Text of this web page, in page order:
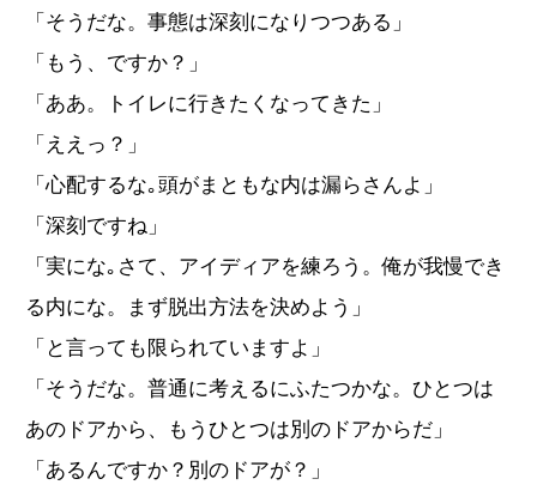
「そうだな。事態は深刻になりつつある」
「もう、ですか？」
「ああ。トイレに行きたくなってきた」
「ええっ？」
「心配するな｡頭がまともな内は漏らさんよ」
「深刻ですね」
「実にな｡さて、アイディアを練ろう。俺が我慢でき
る内にな。まず脱出方法を決めよう」
「と言っても限られていますよ」
「そうだな。普通に考えるにふたつかな。ひとつは
あのドアから、もうひとつは別のドアからだ」
「あるんですか？別のドアが？」